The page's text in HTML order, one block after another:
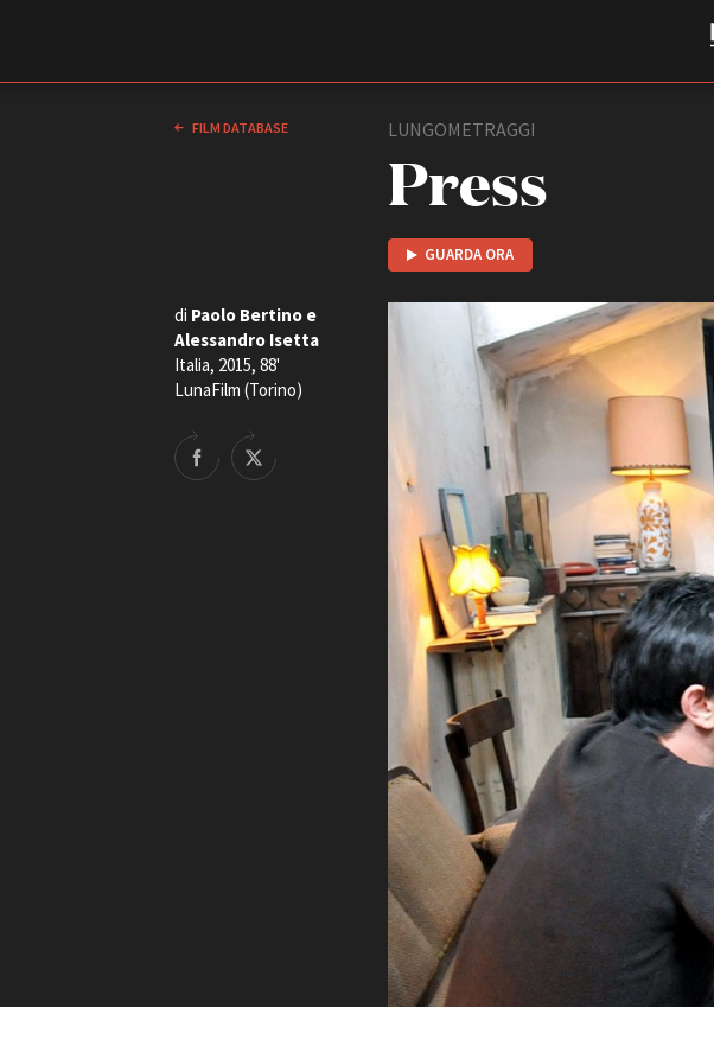
Storia della Fondazione
Rete regionale
Bilancio sociale
Amministrazione trasparente
Sostenibilità ambientale
Servizi generali
Location scouting
Spazi nella sede FCTP
Sala Casting
Sala Paolo Tenna
FILM FUNDS
Piemonte Film Tv Fund
Piemonte Film Tv Development Fund
Piemonte Doc Film Fund
Attrici-
FILM
NEWS
TFI
Days
FILM DATABASE LUNGOMETRAGGI
Press
GUARDA ORA
di Paolo Bertino e
Alessandro Isetta
Italia, 2015, 88'
LunaFilm (Torino)